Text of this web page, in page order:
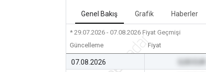
Genel Bakış Grafik Haberler
* 29.07.2026 - 07.08.2026 Fiyat Geçmişi
Güncelleme
Fiyat
07.08.2026